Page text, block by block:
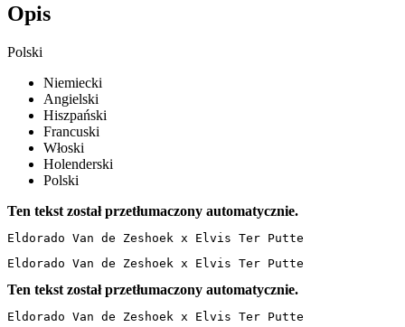
Opis
Polski
Niemiecki
Angielski
Hiszpański
Francuski
Włoski
Holenderski
Polski
Ten tekst został przetłumaczony automatycznie.
Eldorado Van de Zeshoek x Elvis Ter Putte
Eldorado Van de Zeshoek x Elvis Ter Putte
Ten tekst został przetłumaczony automatycznie.
Eldorado Van de Zeshoek x Elvis Ter Putte